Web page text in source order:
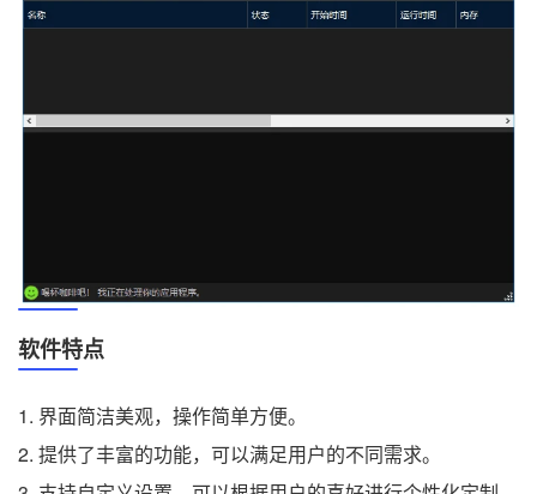
软件特点
1. 界面简洁美观，操作简单方便。
2. 提供了丰富的功能，可以满足用户的不同需求。